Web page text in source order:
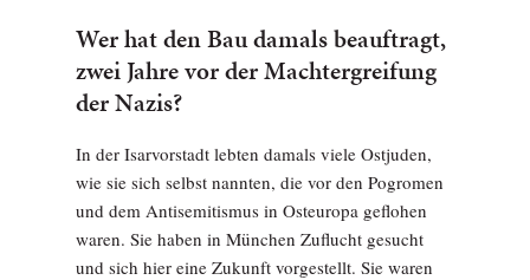
Wer hat den Bau damals beauftragt,
zwei Jahre vor der Machtergreifung
der Nazis?
In der Isarvorstadt lebten damals viele Ostjuden,
wie sie sich selbst nannten, die vor den Pogromen
und dem Antisemitismus in Osteuropa geflohen
waren. Sie haben in München Zuflucht gesucht
und sich hier eine Zukunft vorgestellt. Sie waren